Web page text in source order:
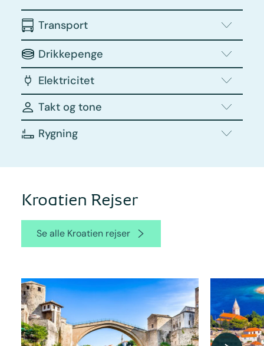
Transport
Drikkepenge
Elektricitet
Takt og tone
Rygning
Kroatien Rejser
Se alle Kroatien rejser